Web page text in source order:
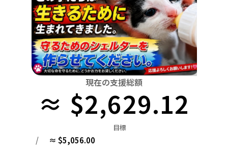
四国
九州・沖縄
茨城 栃木 群馬 埼玉 千葉 東京
富山 石川 福井 山梨 長野
三重 滋賀 京都 大阪 兵庫 奈良
岡山 広島 山口
愛媛 高知
佐賀 長崎
現在の支援総額
≈ $2,629.12
目標
/ ≈ $5,056.00